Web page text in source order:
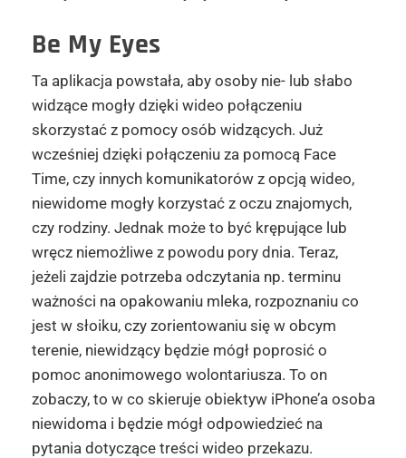
Be My Eyes
Ta aplikacja powstała, aby osoby nie- lub słabo
widzące mogły dzięki wideo połączeniu
skorzystać z pomocy osób widzących. Już
wcześniej dzięki połączeniu za pomocą Face
Time, czy innych komunikatorów z opcją wideo,
niewidome mogły korzystać z oczu znajomych,
czy rodziny. Jednak może to być krępujące lub
wręcz niemożliwe z powodu pory dnia. Teraz,
jeżeli zajdzie potrzeba odczytania np. terminu
ważności na opakowaniu mleka, rozpoznaniu co
jest w słoiku, czy zorientowaniu się w obcym
terenie, niewidzący będzie mógł poprosić o
pomoc anonimowego wolontariusza. To on
zobaczy, to w co skieruje obiektyw iPhone’a osoba
niewidoma i będzie mógł odpowiedzieć na
pytania dotyczące treści wideo przekazu.